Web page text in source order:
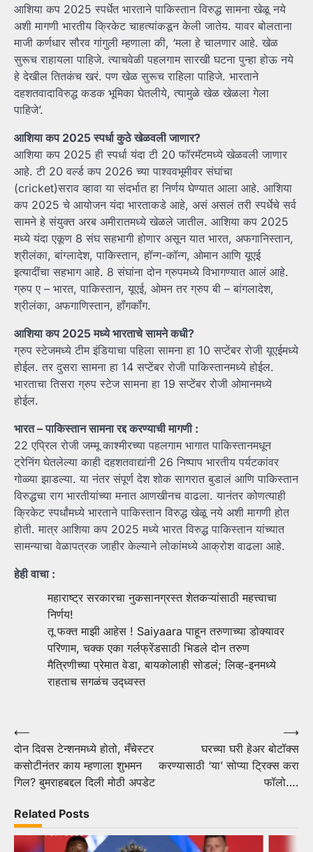
आशिया कप 2025 स्पर्धेत भारताने पाकिस्तान विरुद्ध सामना खेळू नये
अशी मागणी भारतीय क्रिकेट चाहत्यांकडून केली जातेय. यावर बोलताना
माजी कर्णधार सौरव गांगुली म्हणाला की, ‘मला हे चालणार आहे. खेळ
सुरूच राहायला पाहिजे. त्याचवेळी पहलगाम सारखी घटना पुन्हा होऊ नये
हे देखील तितकंच खरं. पण खेळ सुरूच राहिला पाहिजे. भारताने
दहशतवादाविरुद्ध कडक भूमिका घेतलीये, त्यामुळे खेळ खेळला गेला
पाहिजे’.
आशिया कप 2025 स्पर्धा कुठे खेळवली जाणार?
आशिया कप 2025 ही स्पर्धा यंदा टी 20 फॉरमॅटमध्ये खेळवली जाणार
आहे. टी 20 वर्ल्ड कप 2026 च्या पाश्ववभूमीवर संघांचा
(cricket)सराव व्हावा या संदर्भात हा निर्णय घेण्यात आला आहे. आशिया
कप 2025 चे आयोजन यंदा भारताकडे आहे, असं असलं तरी स्पर्धेचे सर्व
सामने हे संयुक्त अरब अमीरातमध्ये खेळले जातील. आशिया कप 2025
मध्ये यंदा एकूण 8 संघ सहभागी होणार असून यात भारत, अफगानिस्तान,
श्रीलंका, बांग्लादेश, पाकिस्तान, हॉन्ग-कॉन्ग, ओमान आणि यूएई
इत्यादींचा सहभाग आहे. 8 संघांना दोन ग्रुपमध्ये विभागण्यात आलं आहे.
ग्रुप ए – भारत, पाकिस्तान, यूएई, ओमन तर ग्रुप बी – बांगलादेश,
श्रीलंका, अफगाणिस्तान, हॉंगकॉंग.
आशिया कप 2025 मध्ये भारताचे सामने कधी?
ग्रुप स्टेजमध्ये टीम इंडियाचा पहिला सामना हा 10 सप्टेंबर रोजी यूएईमध्ये
होईल. तर दुसरा सामना हा 14 सप्टेंबर रोजी पाकिस्तानमध्ये होईल.
भारताचा तिसरा ग्रुप स्टेज सामना हा 19 सप्टेंबर रोजी ओमानमध्ये
होईल.
भारत – पाकिस्तान सामना रद्द करण्याची मागणी :
22 एप्रिल रोजी जम्मू काश्मीरच्या पहलगाम भागात पाकिस्तानमधून
ट्रेनिंग घेतलेल्या काही दहशतवाद्यांनी 26 निष्पाप भारतीय पर्यटकांवर
गोळ्या झाडल्या. या नंतर संपूर्ण देश शोक सागरात बुडालं आणि पाकिस्तान
विरुद्धचा राग भारतीयांच्या मनात आणखीनच वाढला. यानंतर कोणत्याही
क्रिकेट स्पर्धांमध्ये भारताने पाकिस्तान विरुद्ध खेळू नये अशी मागणी होत
होती. मात्र आशिया कप 2025 मध्ये भारत विरुद्ध पाकिस्तान यांच्यात
सामन्याचा वेळापत्रक जाहीर केल्याने लोकांमध्ये आक्रोश वाढला आहे.
हेही वाचा :
महाराष्ट्र सरकारचा नुकसानग्रस्त शेतकऱ्यांसाठी महत्त्वाचा
निर्णय!
तू फक्त माझी आहेस ! Saiyaara पाहून तरुणाच्या डोक्यावर
परिणाम, चक्क एका गर्लफ्रेंडसाठी भिडले दोन तरुण
मैत्रिणीच्या प्रेमात वेडा, बायकोलाही सोडलं; लिव्ह-इनमध्ये
राहताच सगळंच उद्ध्वस्त
Post
navigation
⟵
दोन दिवस टेन्शनमध्ये होतो, मँचेस्टर
कसोटीनंतर काय म्हणाला शुभमन
गिल? बुमराहबद्दल दिली मोठी अपडेट
घरच्या घरी हेअर बोटॉक्स
करण्यासाठी ‘या’ सोप्या ट्रिक्स करा
फॉलो….
⟶
Related Posts